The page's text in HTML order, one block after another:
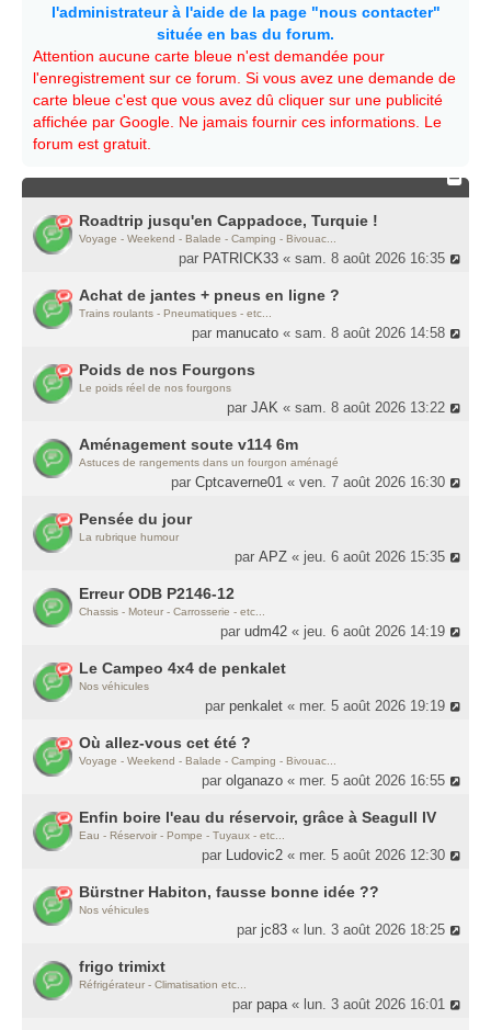
l'administrateur à l'aide de la page "nous contacter"
située en bas du forum.
Attention aucune carte bleue n'est demandée pour
l'enregistrement sur ce forum. Si vous avez une demande de
carte bleue c'est que vous avez dû cliquer sur une publicité
affichée par Google. Ne jamais fournir ces informations. Le
forum est gratuit.
Roadtrip jusqu'en Cappadoce, Turquie !
Voyage - Weekend - Balade - Camping - Bivouac...
par PATRICK33 « sam. 8 août 2026 16:35
Achat de jantes + pneus en ligne ?
Trains roulants - Pneumatiques - etc...
par manucato « sam. 8 août 2026 14:58
Poids de nos Fourgons
Le poids réel de nos fourgons
parJAK « sam. 8 août 2026 13:22
Aménagement soute v114 6m
Astuces de rangements dans un fourgon aménagé
parCptcaverne01 « ven. 7 août 2026 16:30
Pensée du jour
La rubrique humour
parAPZ « jeu. 6 août 2026 15:35
Erreur ODB P2146-12
Chassis - Moteur - Carrosserie - etc...
parudm42 « jeu. 6 août 2026 14:19
Le Campeo 4x4 de penkalet
Nos véhicules
parpenkalet « mer. 5 août 2026 19:19
Où allez-vous cet été ?
Voyage - Weekend - Balade - Camping - Bivouac...
parolganazo « mer. 5 août 2026 16:55
Enfin boire l'eau du réservoir, grâce à Seagull IV
Eau - Réservoir - Pompe - Tuyaux - etc...
par Ludovic2 « mer. 5 août 2026 12:30
Bürstner Habiton, fausse bonne idée ??
Nos véhicules
par jc83 « lun. 3 août 2026 18:25
frigo trimixt
Réfrigérateur - Climatisation etc...
parpapa « lun. 3 août 2026 16:01